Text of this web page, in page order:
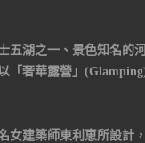
五湖之一、景色知名的
「奢華露營」
女建築師東利恵所設計